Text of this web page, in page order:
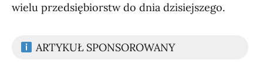
wielu przedsiębiorstw do dnia dzisiejszego.
ARTYKUŁ SPONSOROWANY